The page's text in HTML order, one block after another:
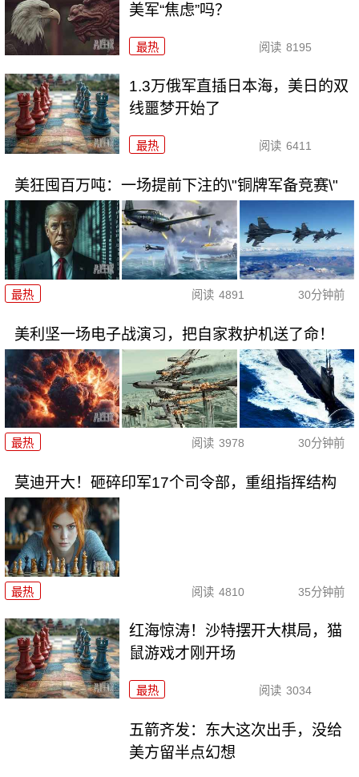
美军“焦虑”吗？
最热 阅读 8195
1.3万俄军直插日本海，美日的双
线噩梦开始了
最热 阅读 6411
美狂囤百万吨：一场提前下注的\"铜牌军备竞赛\"
最热 阅读 4891 30分钟前
美利坚一场电子战演习，把自家救护机送了命！
最热 阅读 3978 30分钟前
莫迪开大！砸碎印军17个司令部，重组指挥结构
最热 阅读 4810 35分钟前
红海惊涛！沙特摆开大棋局，猫
鼠游戏才刚开场
最热 阅读 3034
五箭齐发：东大这次出手，没给
美方留半点幻想